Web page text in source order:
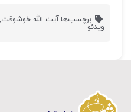
برچسب‌ها:آیت الله خوشوقت,
ویدئو